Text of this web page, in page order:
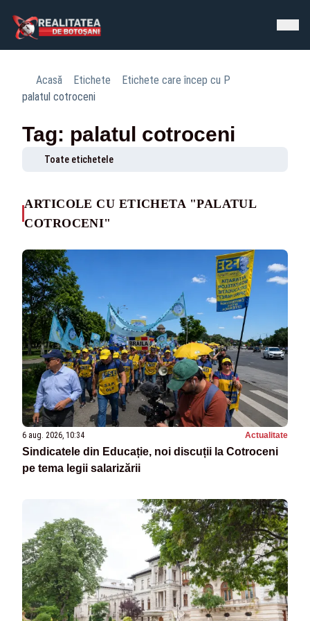
Acasă Etichete
Etichete care încep cu P
palatul cotroceni
Tag: palatul cotroceni
Toate etichetele
ARTICOLE CU ETICHETA "PALATUL
COTROCENI"
6 aug. 2026, 10:34 Actualitate
Sindicatele din Educație, noi discuții la Cotroceni
pe tema legii salarizării